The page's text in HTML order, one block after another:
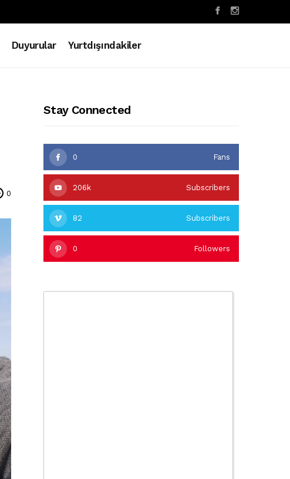
Duyurular Yurtdışındakiler
0
Stay Connected
0 Fans
206k Subscribers
82 Subscribers
0 Followers